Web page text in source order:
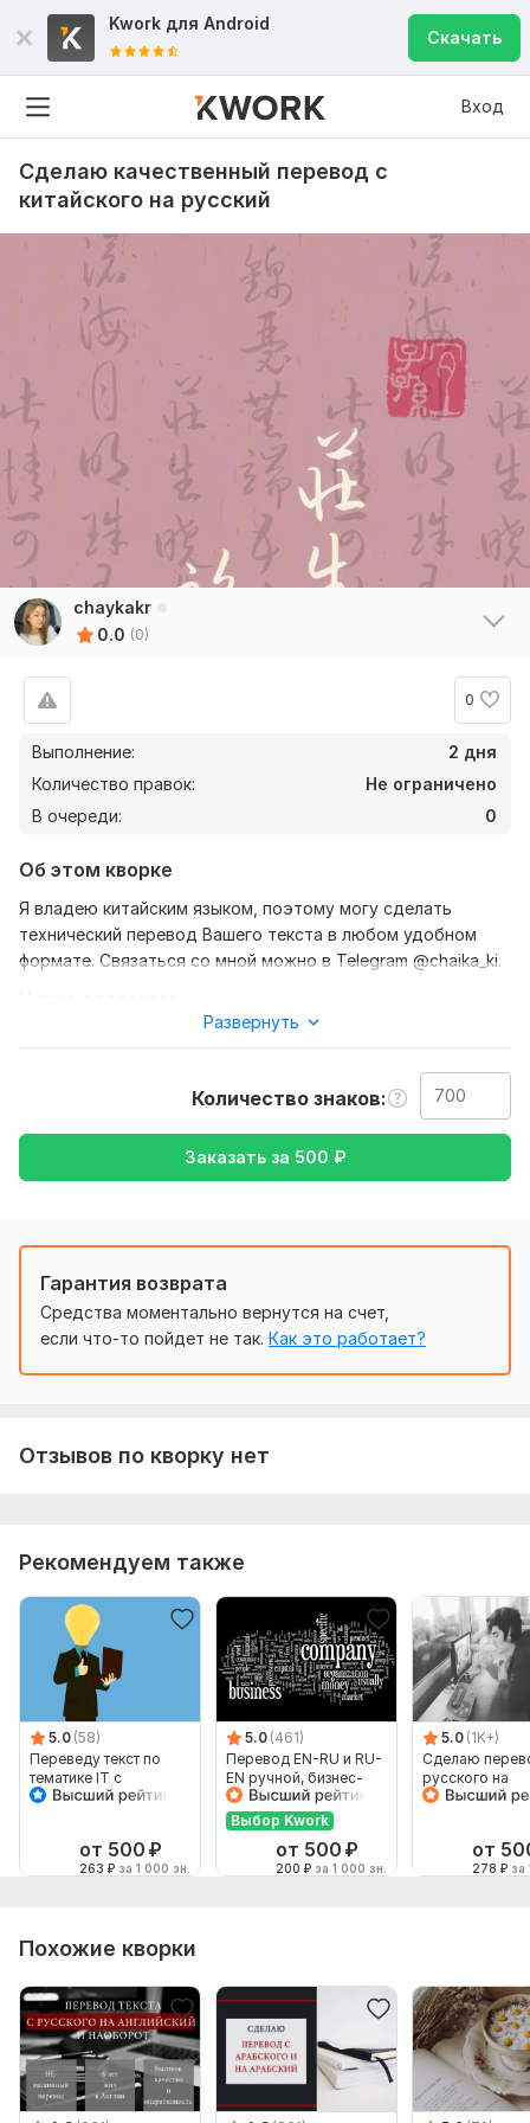
Kwork для Android
Скачать
Вход
Сделаю качественный перевод с
китайского на русский
chaykakr
0.0 (0)
0
Выполнение:
2 дня
Количество правок:
Не ограничено
В очереди:
0
Об этом кворке
Я владею китайским языком, поэтому могу сделать
технический перевод Вашего текста в любом удобном
формате. Связаться со мной можно в Telegram @chaika_ki.
Ожидаю от вас текст, желательно в формате документа,
Культура и
искусство,
Работа, карьера, Семья, дети
с Русского на Китайский
Объем услуги в кворке:
Развернуть
Количество знаков
Заказать за 500 ₽
Гарантия возврата
Средства моментально вернутся на счет,
если что-то пойдет не так. Как это работает?
Отзывов по кворку нет
Рекомендуем также
5.0 (58)
Переведу текст по
тематике IT с
английского на
от 500 ₽
263 ₽ за 1 000 зн.
5.0 (461)
Перевод EN-RU и RU-
EN ручной, бизнес-
английский
Выбор Kwork
от 500 ₽
200 ₽ за 1 000 зн.
5.0 (1K+)
Сделаю
русского на
английский и
от
278 ₽ за
Похожие кворки